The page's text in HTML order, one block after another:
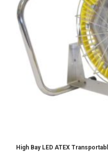
High Bay LED ATEX